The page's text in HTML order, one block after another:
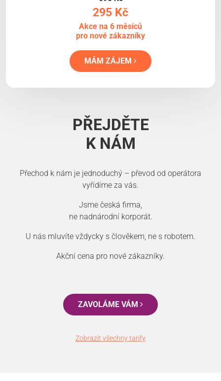
295 Kč
Akce na 6 měsíců
pro nové zákazníky
MÁM ZÁJEM
PŘEJDĚTE
K NÁM
Přechod k nám je jednoduchý – převod od operátora
vyřídíme za vás.
Jsme česká firma,
ne nadnárodní korporát.
U nás mluvíte vždycky s člověkem, ne s robotem.
Akční cena pro nové zákazníky.
ZAVOLÁME VÁM
Zobrazit všechny tarify